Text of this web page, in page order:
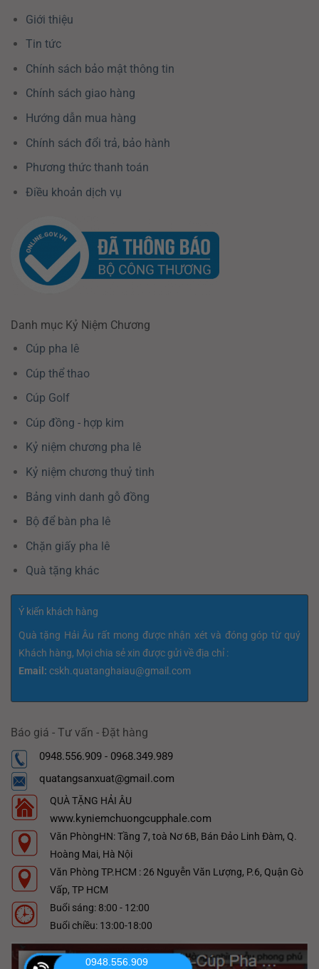
0948.556.909
Giới thiệu
Tin tức
Chính sách bảo mật thông tin
Chính sách giao hàng
Hướng dẫn mua hàng
Chính sách đổi trả, bảo hành
Phương thức thanh toán
Điều khoản dịch vụ
Danh mục Kỷ Niệm Chương
Cúp pha lê
Cúp thể thao
Cúp Golf
Cúp đồng - hợp kim
Kỷ niệm chương pha lê
Kỷ niệm chương thuỷ tinh
Bảng vinh danh gỗ đồng
Bộ để bàn pha lê
Chặn giấy pha lê
Quà tặng khác
Ý kiến khách hàng
Quà tặng Hải Âu rất mong được nhận xét và đóng góp từ quý
Khách hàng, Mọi chia sẻ xin được gửi về địa chỉ :
Email: cskh.quatanghaiau@gmail.com
Báo giá - Tư vấn - Đặt hàng
0948.556.909 - 0968.349.989
quatangsanxuat@gmail.com
QUÀ TẶNG HẢI ÂU
www.kyniemchuongcupphale.com
Văn PhòngHN: Tầng 7, toà Nơ 6B, Bán Đảo Linh Đàm, Q.
Hoàng Mai, Hà Nội
Văn Phòng TP.HCM : 26 Nguyễn Văn Lượng, P.6, Quận Gò
Vấp, TP HCM
Buổi sáng: 8:00 - 12:00
Buổi chiều: 13:00-18:00